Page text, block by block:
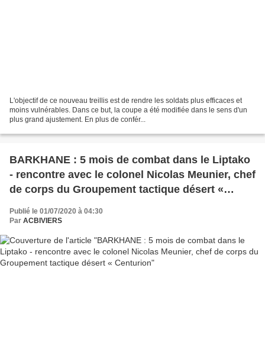
L'objectif de ce nouveau treillis est de rendre les soldats plus efficaces et
moins vulnérables. Dans ce but, la coupe a été modifiée dans le sens d'un
plus grand ajustement. En plus de confér...
BARKHANE : 5 mois de combat dans le Liptako
- rencontre avec le colonel Nicolas Meunier, chef
de corps du Groupement tactique désert «
Centurion
Publié le 01/07/2020 à 04:30
Par ACBIVIERS